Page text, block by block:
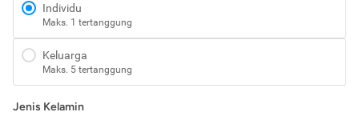
Individu
Maks. 1 tertanggung
Keluarga
Maks. 5 tertanggung
Jenis Kelamin